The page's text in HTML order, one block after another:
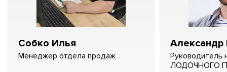
Собко Илья
Менеджер отдела продаж
Александр
Руководитель
ЛОДОЧНОГО